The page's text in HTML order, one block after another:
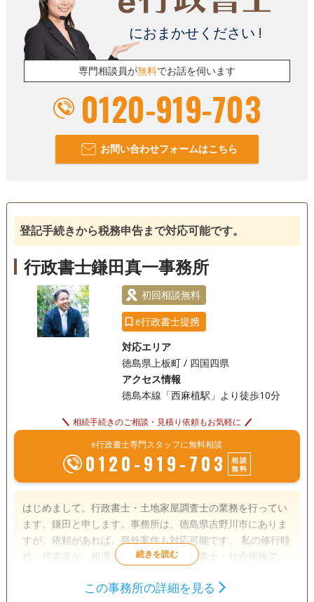
18時以降相談可 事務所面談可
におまかせください !
専門相談員が無料でお話を伺います
0120-919-703
お問い合わせフォームはこちら
登記手続きから税務申告まで対応可能です。
行政書士鎌田真一事務所
初回相談無料
e行政書士提携
対応エリア
徳島県上板町 / 四国四県
アクセス情報
徳島本線「西麻植駅」より徒歩10分
相続手続きのご相談・見積り依頼もお気軽に
e行政書士専門スタッフに無料相談
0120-919-703
相談
無料
はじめまして。行政書士・土地家屋調査士の業務を行ってい
ます、鎌田と申します。事務所は、徳島県吉野川市にありま
すが、依頼があれば、県外案件も対応可能です。 私の修行時
代、代表者が、税理士・司法書士・行政書士・社会保険労務
た。 その際に、不動産に関する手続き全般、税金のについて
遺産分割
この事務所の詳細を見る